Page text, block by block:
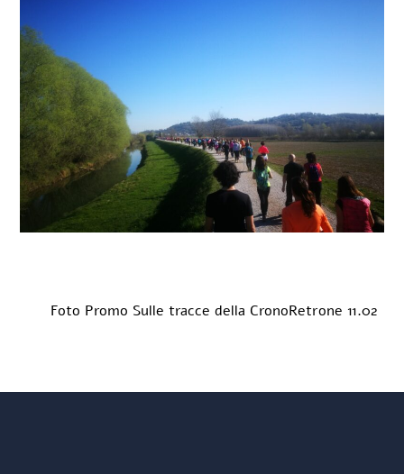
Foto Promo Sulle tracce della CronoRetrone 11.02